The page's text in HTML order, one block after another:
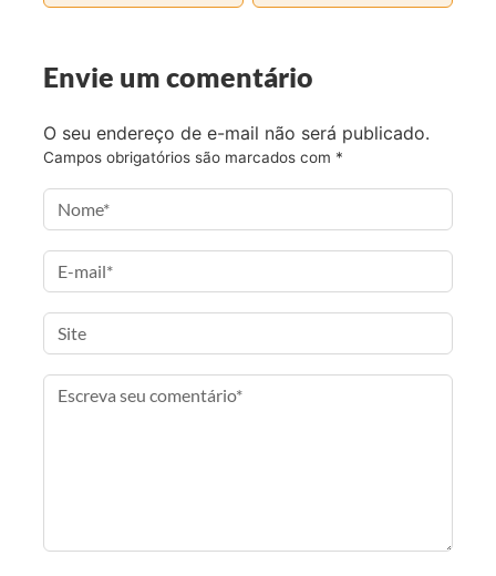
k
a
Envie um comentário
O seu endereço de e-mail não será publicado.
Campos obrigatórios são marcados com *